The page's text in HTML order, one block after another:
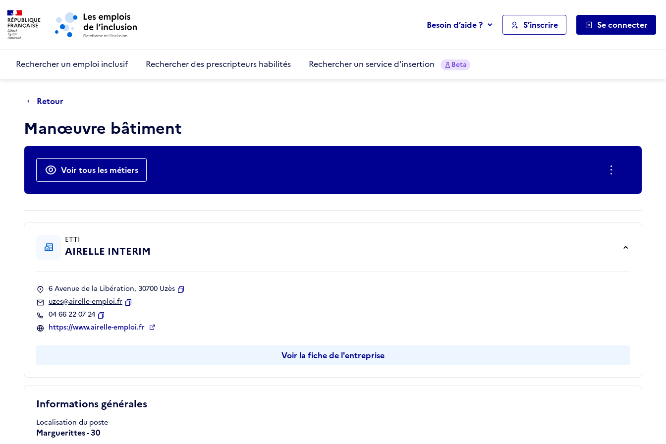
Aller au menu principal
Besoin d’aide ? S’inscrire Se connecter
Rechercher un emploi inclusif Rechercher des prescripteurs habilités Rechercher un service d'insertion Beta
Retour
Manœuvre bâtiment
Actions rapides
Voir tous les métiers
Informations générales
Localisation du poste
Marguerittes - 30
ETTI
AIRELLE INTERIM
6 Avenue de la Libération, 30700 Uzès
uzes@airelle-emploi.fr
04 66 22 07 24
Copier
https://www.airelle-emploi.fr
Voir la fiche de l'entreprise